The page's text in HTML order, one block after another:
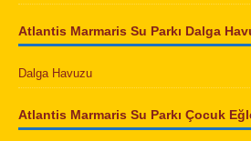
Atlantis Marmaris Su Parkı Dalga
Dalga Havuzu
Atlantis Marmaris Su Parkı Çocuk